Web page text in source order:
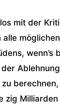
mit der
wenn’s
zig